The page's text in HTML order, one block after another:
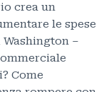
crea un
le spese
–
Come